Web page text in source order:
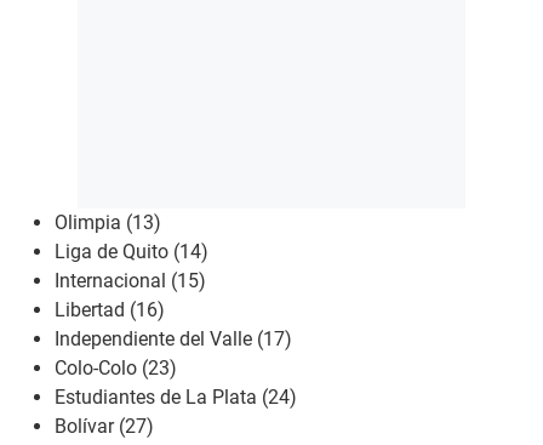
Olimpia (13)
Liga de Quito (14)
Internacional (15)
Libertad (16)
Independiente del Valle (17)
Colo-Colo (23)
Estudiantes de La Plata (24)
Bolívar (27)